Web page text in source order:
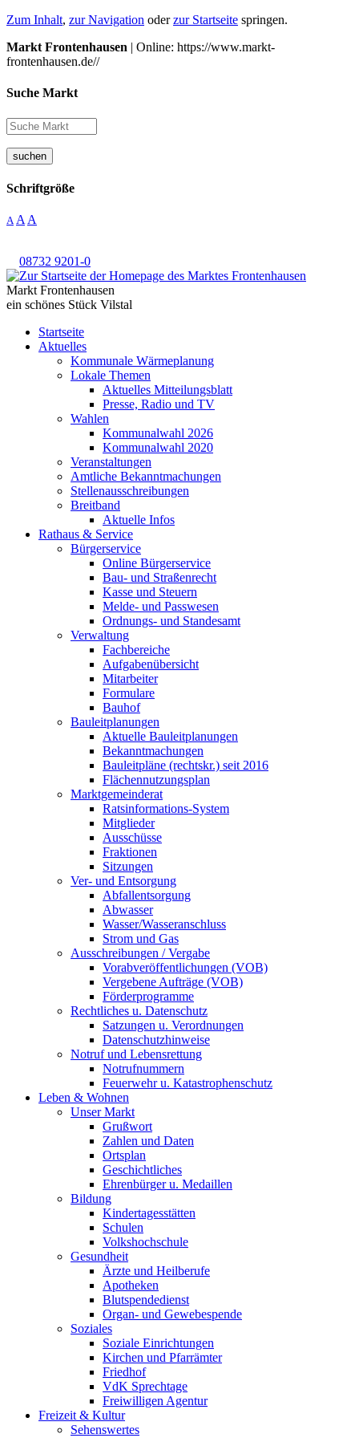
Zum Inhalt, zur Navigation oderzur Startseite springen.
Markt Frontenhausen | Online: https://www.markt-
frontenhausen.de//
Suche Markt
suchen
Schriftgröße
A A A
08732 9201-0
Markt Frontenhausen
ein schönes Stück Vilstal
Startseite
Aktuelles
Kommunale Wärmeplanung
Lokale Themen
Aktuelles Mitteilungsblatt
Presse, Radio und TV
Wahlen
Kommunalwahl 2026
Kommunalwahl 2020
Veranstaltungen
Amtliche Bekanntmachungen
Stellenausschreibungen
Breitband
Aktuelle Infos
Rathaus & Service
Bürgerservice
Online Bürgerservice
Bau- und Straßenrecht
Kasse und Steuern
Melde- und Passwesen
Ordnungs- und Standesamt
Verwaltung
Fachbereiche
Aufgabenübersicht
Mitarbeiter
Formulare
Bauhof
Bauleitplanungen
Aktuelle Bauleitplanungen
Bekanntmachungen
Bauleitpläne (rechtskr.) seit 2016
Flächennutzungsplan
Marktgemeinderat
Ratsinformations-System
Mitglieder
Ausschüsse
Fraktionen
Sitzungen
Ver- und Entsorgung
Abfallentsorgung
Abwasser
Wasser/Wasseranschluss
Strom und Gas
Ausschreibungen / Vergabe
Vorabveröffentlichungen (VOB)
Vergebene Aufträge (VOB)
Förderprogramme
Rechtliches u. Datenschutz
Satzungen u. Verordnungen
Datenschutzhinweise
Notruf und Lebensrettung
Notrufnummern
Feuerwehr u. Katastrophenschutz
Leben & Wohnen
Unser Markt
Grußwort
Zahlen und Daten
Ortsplan
Geschichtliches
Ehrenbürger u. Medaillen
Bildung
Kindertagesstätten
Schulen
Volkshochschule
Gesundheit
Ärzte und Heilberufe
Apotheken
Blutspendedienst
Organ- und Gewebespende
Soziales
Soziale Einrichtungen
Kirchen und Pfarrämter
Friedhof
VdK Sprechtage
Freiwilligen Agentur
Freizeit & Kultur
Sehenswertes